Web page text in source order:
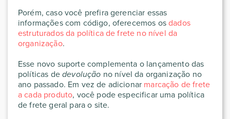
Porém, caso você prefira gerenciar essas
informações com código, oferecemos osdados
estruturados da política de frete no nível da
organização.
Esse novo suporte complementa o lançamento das
políticas dedevolução no nível da organização no
ano passado. Em vez de adicionar marcação de frete
a cada produto, você pode especificar uma política
de frete geral para o site.